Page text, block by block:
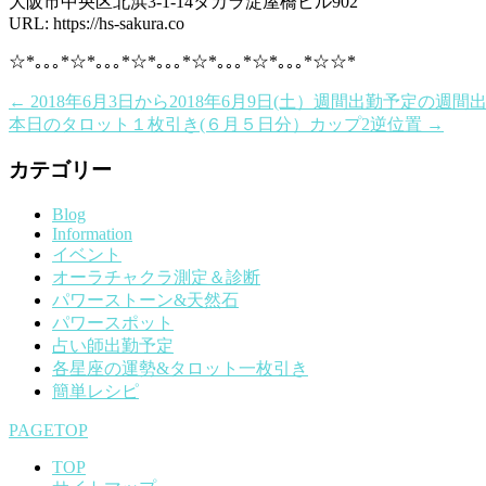
URL: https://hs-sakura.co
☆*｡｡｡*☆*｡｡｡*☆*｡｡｡*☆*｡｡｡*☆*｡｡｡*☆☆*
← 2018年6月3日から2018年6月9日(土）週間出勤予定の週間
本日のタロット１枚引き(６月５日分）カップ2逆位置 →
カテゴリー
Blog
Information
イベント
オーラチャクラ測定＆診断
パワーストーン&天然石
パワースポット
占い師出勤予定
各星座の運勢&タロット一枚引き
簡単レシピ
PAGETOP
TOP